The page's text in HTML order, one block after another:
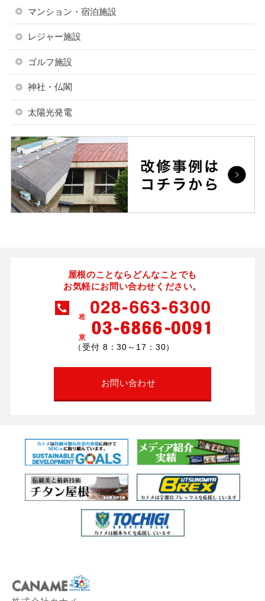
マンション・宿泊施設
レジャー施設
ゴルフ施設
神社・仏閣
太陽光発電
屋根のことならどんなことでも
お気軽にお問い合わせください。
（受付 8：30～17：30）
お問い合わせ